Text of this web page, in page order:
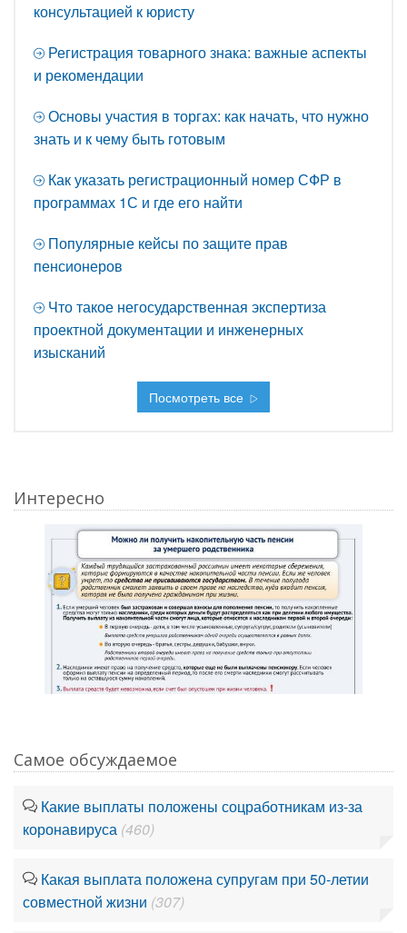
консультацией к юристу
Регистрация товарного знака: важные аспекты
и рекомендации
Основы участия в торгах: как начать, что нужно
знать и к чему быть готовым
Как указать регистрационный номер СФР в
программах 1С и где его найти
Популярные кейсы по защите прав
пенсионеров
Что такое негосударственная экспертиза
проектной документации и инженерных
изысканий
Посмотреть все
Интересно
Самое обсуждаемое
Какие выплаты положены соцработникам из-за
коронавируса (460)
Какая выплата положена супругам при 50-летии
совместной жизни (307)